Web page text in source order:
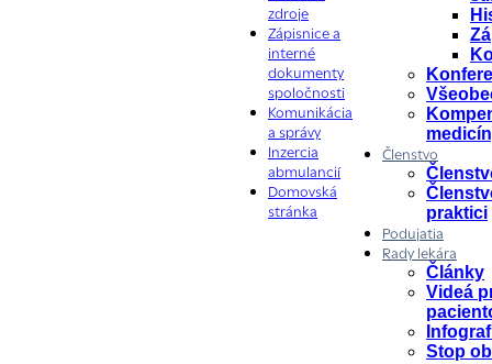
zdroje
Zápisnice a
interné
dokumenty
spoločnosti
Komunikácia
a správy
Inzercia
abmulancií
Domovská
stránka
Členstvo
praktici
Podujatia
Rady lekára
Články
Videá
Stop